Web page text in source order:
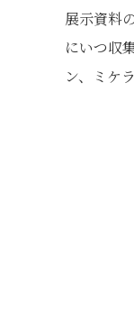
展示資料
にいつ収
ン、ミケ